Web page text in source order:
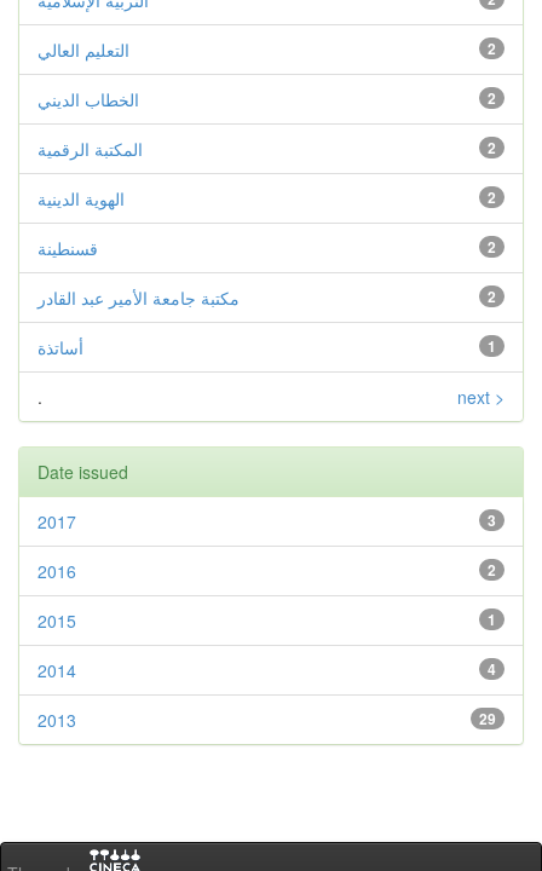
2 التعليم العالي
2 الخطاب الديني
2 المكتبة الرقمية
2 الهوية الدينية
2 قسنطينة
2 مكتبة جامعة الأمير عبد القادر
1 أساتذة
. next >
Date issued
3
2017
2
2016
1
2015
4
2014
29
2013